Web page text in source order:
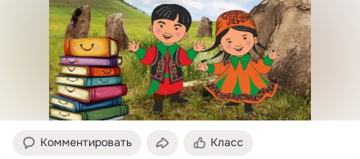
Комментировать Класс